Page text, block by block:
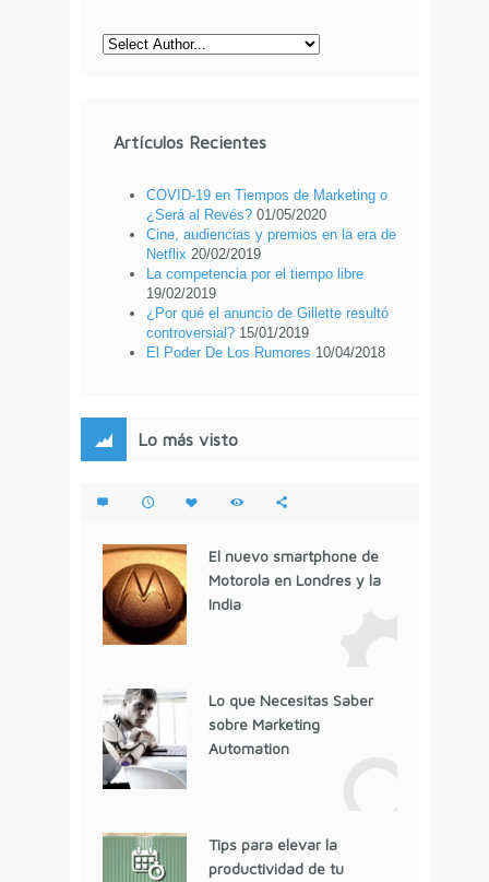
Artículos Recientes
COVID-19 en Tiempos de Marketing o
¿Será al Revés? 01/05/2020
Cine, audiencias y premios en la era de
Netflix 20/02/2019
La competencia por el tiempo libre
19/02/2019
¿Por qué el anuncio de Gillette resultó
controversial? 15/01/2019
El Poder De Los Rumores 10/04/2018
Lo más visto
El nuevo smartphone de
Motorola en Londres y la
India
Lo que Necesitas Saber
sobre Marketing
Automation
Tips para elevar la
productividad de tu